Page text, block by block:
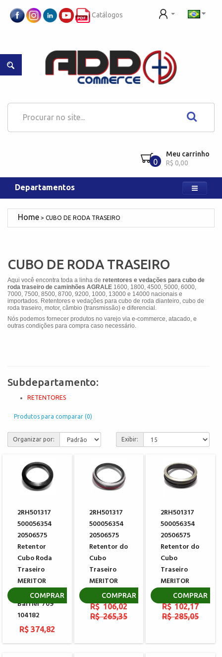
Catálogos
0
Meu carrinho
R$ 0,00
Departamentos
CUBO DE RODA TRASEIRO
CUBO DE RODA TRASEIRO
Aqui você encontra toda a linha de retentores e vedações para cubo de
roda traseiro de caminhões AGRALE 1600, 1800, 4500, 5000, 6000,
7000, 7500, 8500, 8700, 9200, 1000, 13000 e 14000 nacionais e
importados. Retentores e vedações para cubo de roda dianteiro, cubo de
roda traseiro, motor, câmbio (transmissão) e diferencial.
Nós podemos fornecer produtos no varejo via e-commerce, atacado, e
outras condições para compra caso necessário.
Subdepartamento:
RETENTORES
Produtos para comparar (0)
Organizar por: Exibir:
2RH501317
500056354
20506575
Retentor
Cubo Roda
Traseiro
MERITOR
PREMIUM e-
Barrier 709
104182
R$ 374,82
COMPRAR
2RH501317
500056354
20506575
Retentor do
Cubo
Traseiro
MERITOR
104182
R$ 106,02
R$ 265,35
COMPRAR
2RH501317
500056354
20506575
Retentor do
Cubo
Traseiro
MERITOR
Plus 104182
R$ 102,17
R$ 285,05
COMPRAR